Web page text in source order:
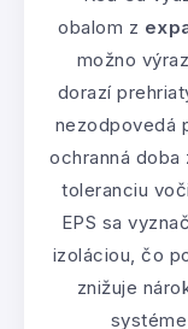
obalom z
možno
dorazí
nezodpovedá
ochranná
toleranciu
EPS sa
izoláciou, čo
znižuje